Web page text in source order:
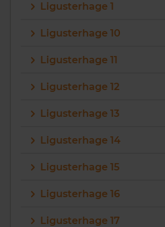
088 220 4200
Maandag t/m vrijdag - 08:00 -18:00
Ligusterhage 1
Ligusterhage 10
Ligusterhage 11
Ligusterhage 12
Ligusterhage 13
Ligusterhage 14
Ligusterhage 15
Ligusterhage 16
Ligusterhage 17